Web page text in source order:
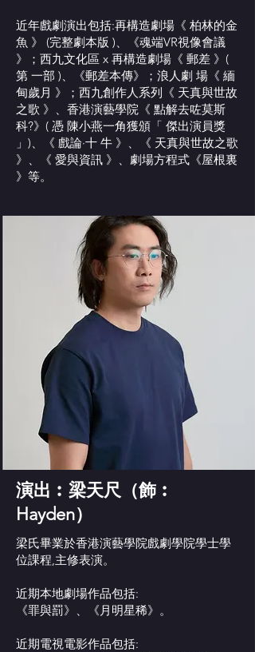
近年戲劇演出包括:再構造劇場《 柏林的金
魚 》 (完整劇本版 )、《魂端VR視像會議
》；西九文化區 x 再構造劇場《 郵差 》(
第 一部 )、《郵差本傳》；浪人劇 場《 緬
甸歲月 》；西九創作人系列《 天真與世故
之歌 》、香港演藝學院《 點解去咗莫斯
科?》( 憑 陳小燕一角獲頒「 傑出演員獎
」)、《 戲論·十 牛 》、《 天真與世故之歌
》、《 愛與資訊 》、劇場方程式《屋根裏
》等。
演出︰梁天尺（飾︰
Hayden）
梁氏畢業於香港演藝學院戲劇學院學士學
位課程,主修表演。
近期本地劇場作品包括:
《罪與罰》、《月明星稀》。
近期電視電影作品包括: